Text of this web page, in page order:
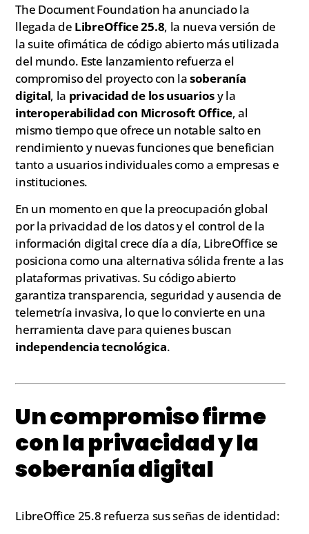
The Document Foundation ha anunciado la
llegada de LibreOffice 25.8, la nueva versión de
la suite ofimática de código abierto más utilizada
del mundo. Este lanzamiento refuerza el
compromiso del proyecto con lasoberanía
digital, la privacidad de los usuariosy la
interoperabilidad con Microsoft Office, al
mismo tiempo que ofrece un notable salto en
rendimiento y nuevas funciones que benefician
tanto a usuarios individuales como a empresas e
instituciones.
En un momento en que la preocupación global
por la privacidad de los datos y el control de la
información digital crece día a día, LibreOffice se
posiciona como una alternativa sólida frente a las
plataformas privativas. Su código abierto
garantiza transparencia, seguridad y ausencia de
telemetría invasiva, lo que lo convierte en una
herramienta clave para quienes buscan
independencia tecnológica.
Un compromiso firme
con la privacidad y la
soberanía digital
LibreOffice 25.8 refuerza sus señas de identidad: